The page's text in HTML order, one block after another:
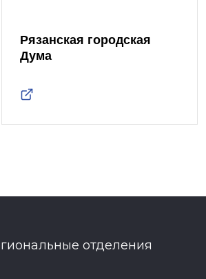
Рязанская городская
Дума
отделения